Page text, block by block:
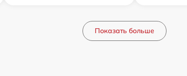
Показать больше